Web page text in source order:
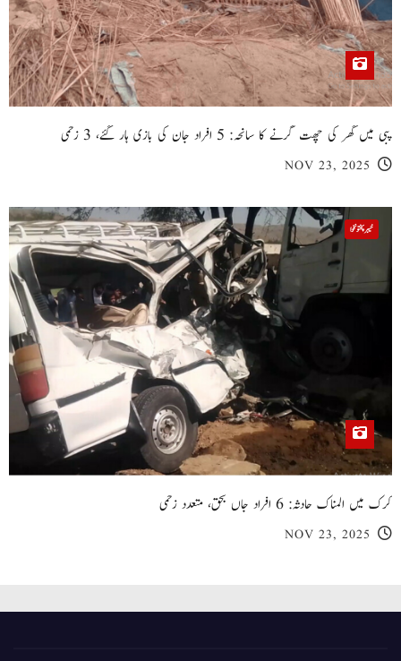
پبی میں گھر کی چھت گرنے کا سانحہ: 5 افراد جان کی بازی ہار گئے، 3 زخمی
NOV 23, 2025
خیبر پختونخوا
کرک میں المناک حادثہ: 6 افراد جاں بحق، متعدد زخمی
NOV 23, 2025